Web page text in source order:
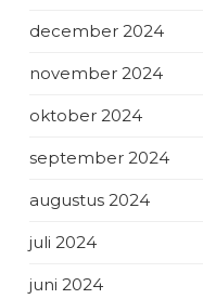
december 2024
november 2024
oktober 2024
september 2024
augustus 2024
juli 2024
juni 2024